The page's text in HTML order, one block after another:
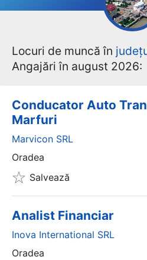
Locuri de muncă în
Angajări în august 2026:
Conducator Auto
Marfuri
Marvicon SRL
Oradea
Salvează
Analist Financiar
Inova International SRL
Oradea